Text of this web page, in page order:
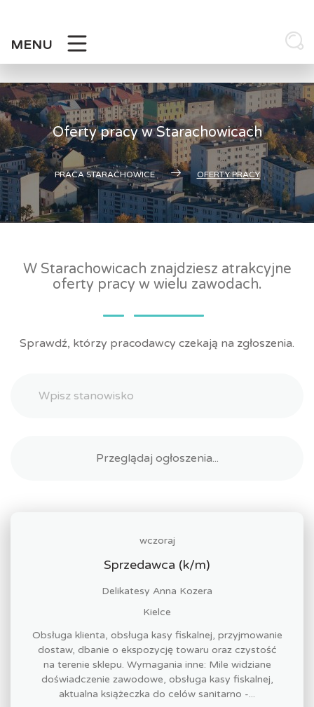
MENU
Oferty pracy w Starachowicach
PRACA STARACHOWICE OFERTY PRACY
W Starachowicach znajdziesz atrakcyjne
oferty pracy w wielu zawodach.
Sprawdź, którzy pracodawcy czekają na zgłoszenia.
wczoraj
Sprzedawca (k/m)
Delikatesy Anna Kozera
Kielce
Obsługa klienta, obsługa kasy fiskalnej, przyjmowanie
dostaw, dbanie o ekspozycję towaru oraz czystość
na terenie sklepu. Wymagania inne: Mile widziane
doświadczenie zawodowe, obsługa kasy fiskalnej,
aktualna książeczka do celów sanitarno -...